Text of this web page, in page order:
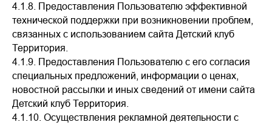
4.1.8. Предоставления Пользователю эффективной
технической поддержки при возникновении проблем,
связанных с использованием сайта Детский клуб
Территория.
4.1.9. Предоставления Пользователю с его согласия
специальных предложений, информации о ценах,
новостной рассылки и иных сведений от имени сайта
Детский клуб Территория.
4.1.10. Осуществления рекламной деятельности с